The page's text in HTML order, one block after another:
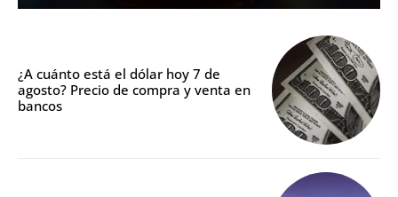
¿A cuánto está el dólar hoy 7 de
agosto? Precio de compra y venta en
bancos